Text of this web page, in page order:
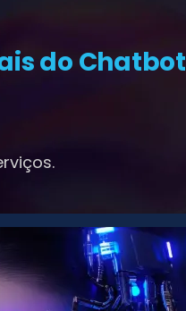
do Chatbot